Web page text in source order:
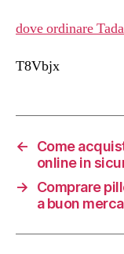
dove ordinare
T8Vbjx
←
Come
online in
→
Comprare
a buon